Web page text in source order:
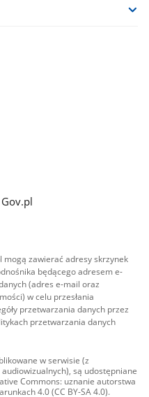
mogą zawierać adresy skrzynek
będącego adresem e-
(adres e-mail oraz
w celu przesłania
przetwarzania danych przez
przetwarzania danych
w serwisie (z
są udostępniane
Commons: uznanie autorstwa
4.0 (CC BY-SA 4.0).